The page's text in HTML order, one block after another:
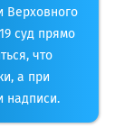
Верховного
суд прямо
что
а при
надписи.